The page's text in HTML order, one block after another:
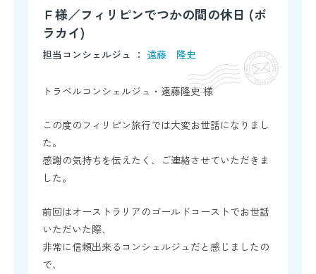
Ｆ様／フィリピンでつかの間の休日 (ボ
ラカイ)
担当コンシェルジュ ： 遠藤 隆史
トラベルコンシェルジュ・遠藤隆史 様
この度のフィリピン旅行では大変お世話になりまし
た。
感謝の気持ちを伝えたく、ご連絡させていただきま
した。
前回はオーストラリアのゴールドコーストでお世話
いただいた際、
非常に信頼出来るコンシェルジュだと感じましたの
で、